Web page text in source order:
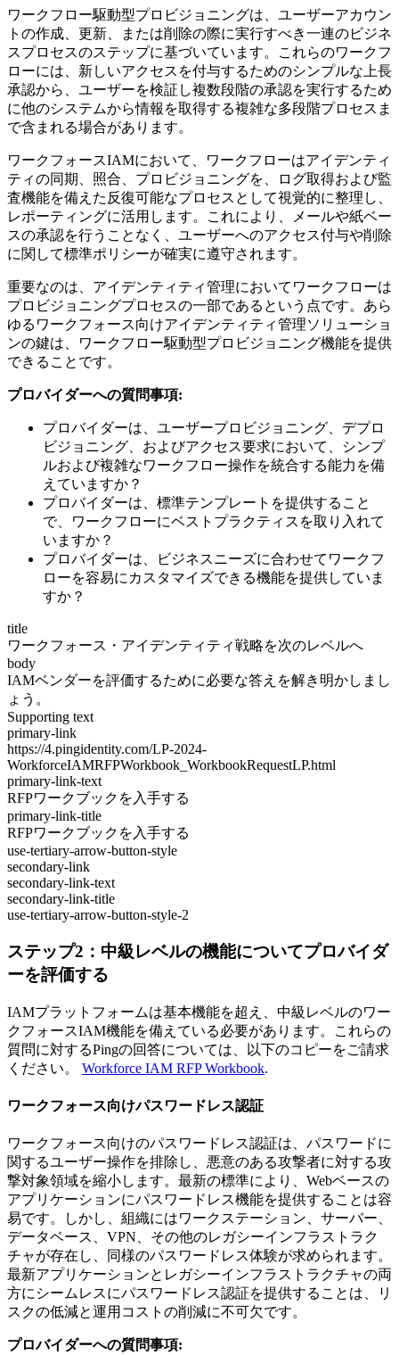
ワークフロー駆動型プロビジョニングは、ユーザーアカウン
トの作成、更新、または削除の際に実行すべき一連のビジネ
スプロセスのステップに基づいています。これらのワークフ
ローには、新しいアクセスを付与するためのシンプルな上長
承認から、ユーザーを検証し複数段階の承認を実行するため
に他のシステムから情報を取得する複雑な多段階プロセスま
で含まれる場合があります。
ワークフォースIAMにおいて、ワークフローはアイデンティ
ティの同期、照合、プロビジョニングを、ログ取得および監
査機能を備えた反復可能なプロセスとして視覚的に整理し、
レポーティングに活用します。これにより、メールや紙ベー
スの承認を行うことなく、ユーザーへのアクセス付与や削除
に関して標準ポリシーが確実に遵守されます。
重要なのは、アイデンティティ管理においてワークフローは
プロビジョニングプロセスの一部であるという点です。あら
ゆるワークフォース向けアイデンティティ管理ソリューショ
ンの鍵は、ワークフロー駆動型プロビジョニング機能を提供
できることです。
プロバイダーへの質問事項:
プロバイダーは、ユーザープロビジョニング、デプロ
ビジョニング、およびアクセス要求において、シンプ
ルおよび複雑なワークフロー操作を統合する能力を備
えていますか？
プロバイダーは、標準テンプレートを提供すること
で、ワークフローにベストプラクティスを取り入れて
いますか？
プロバイダーは、ビジネスニーズに合わせてワークフ
ローを容易にカスタマイズできる機能を提供していま
すか？
title
ワークフォース・アイデンティティ戦略を次のレベルへ
body
IAMベンダーを評価するために必要な答えを解き明かしまし
ょう。
Supporting text
primary-link
https://4.pingidentity.com/LP-2024-
WorkforceIAMRFPWorkbook_WorkbookRequestLP.html
primary-link-text
RFPワークブックを入手する
primary-link-title
RFPワークブックを入手する
use-tertiary-arrow-button-style
secondary-link
secondary-link-text
secondary-link-title
use-tertiary-arrow-button-style-2
ステップ2：中級レベルの機能についてプロバイダ
ーを評価する
IAMプラットフォームは基本機能を超え、中級レベルのワー
クフォースIAM機能を備えている必要があります。これらの
質問に対するPingの回答については、以下のコピーをご請求
ください。 Workforce IAM RFP Workbook.
ワークフォース向けパスワードレス認証
ワークフォース向けのパスワードレス認証は、パスワードに
関するユーザー操作を排除し、悪意のある攻撃者に対する攻
撃対象領域を縮小します。最新の標準により、Webベースの
アプリケーションにパスワードレス機能を提供することは容
易です。しかし、組織にはワークステーション、サーバー、
データベース、VPN、その他のレガシーインフラストラク
チャが存在し、同様のパスワードレス体験が求められます。
最新アプリケーションとレガシーインフラストラクチャの両
方にシームレスにパスワードレス認証を提供することは、リ
スクの低減と運用コストの削減に不可欠です。
プロバイダーへの質問事項: